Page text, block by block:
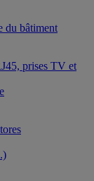
du bâtiment
prises TV et